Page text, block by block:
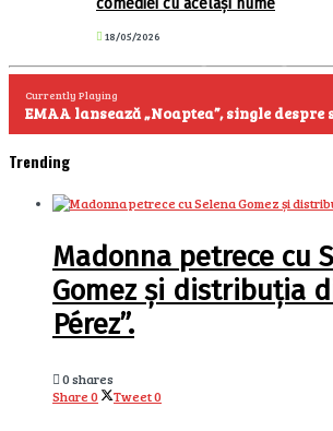
comediei cu același nume
18/05/2026
Currently Playing
Trending
Madonna petrece cu
Gomez și distribuția
Pérez”.
0 shares
Share0 Tweet0